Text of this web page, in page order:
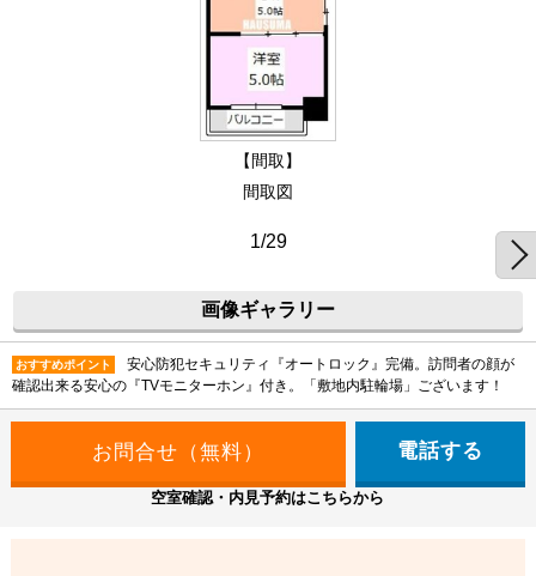
【間取】
間取図
1/29
画像ギャラリー
おすすめポイント
安心防犯セキュリティ『オートロック』完備。訪問者の顔が
確認出来る安心の『TVモニターホン』付き。「敷地内駐輪場」ございます！
電話する
空室確認・内見予約はこちらから